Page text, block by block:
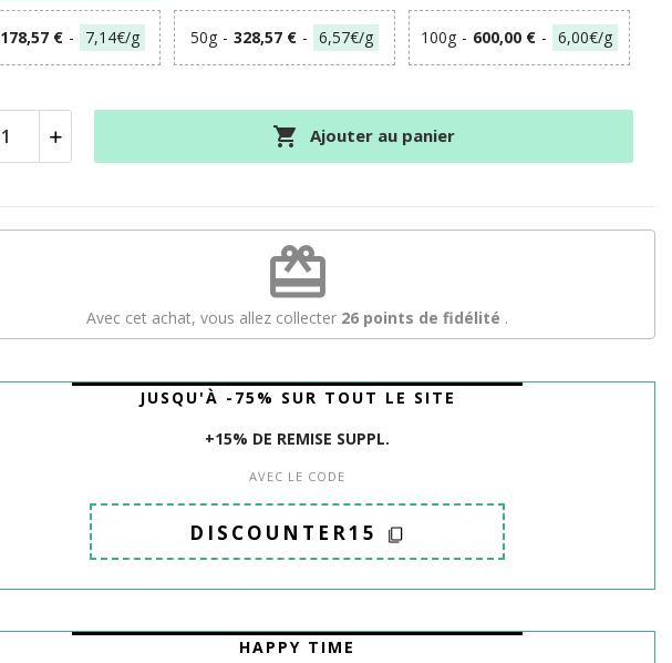
178,57 € - 7,14€/g 50g - 328,57 € - 6,57€/g 100g - 600,00 € - 6,00€/g
 Ajouter au panier
redeem
Avec cet achat, vous allez collecter 26 points de fidélité .
JUSQU'À -75% SUR TOUT LE SITE
+15% DE REMISE SUPPL.
AVEC LE CODE
DISCOUNTER15
HAPPY TIME